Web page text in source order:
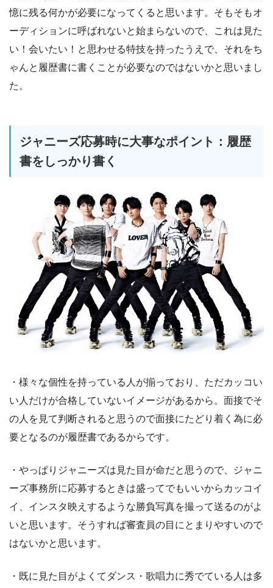
憶に残る何かが必要になってくると思います。そもそもオ
ーディションに呼ばれないと始まらないので、これは見た
い！会いたい！と思わせる特技を持ったうえで、それをち
ゃんと履歴書に書くことが必要なのではないかと思いまし
た。
ジャニーズ応募時に大事なポイント：履歴
書をしっかり書く
・様々な個性を持っている人が揃っており、ただカッコい
い人だけが合格していないイメージがあるから。面接でそ
の人を見て判断されると思うので面接にたどり着く為に必
要となるのが履歴書であるからです。
・やっぱりジャニーズは見た目が命だと思うので、ジャニ
ーズ事務所に応募するときは盛ってでもいいからカッコイ
イ、インスタ映えするような勝負写真を撮って送るのがよ
いと思います。そうすれば審査員の目にとまりやすいので
はないかと思います。
・既に見た目がよくてダンス・歌唱力に秀でている人は多